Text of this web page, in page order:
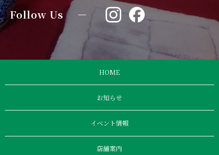
Follow Us
HOME
お知らせ
イベント情報
店舗案内